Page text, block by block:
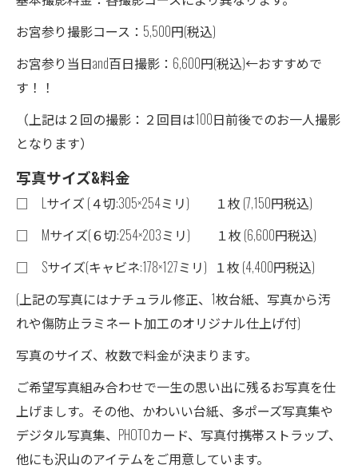
お宮参り撮影コース：5,500円(税込)
お宮参り当日and百日撮影：6,600円(税込)←おすすめで
す！！
（上記は２回の撮影：２回目は100日前後でのお一人撮影
となります）
写真サイズ&料金
□ Lサイズ (４切:305×254ミリ) １枚 (7,150円税込)
□ Mサイズ(６切:254×203ミリ) １枚 (6,600円税込)
□ Sサイズ(キャビネ:178×127ミリ) １枚 (4,400円税込)
(上記の写真にはナチュラル修正、1枚台紙、写真から汚
れや傷防止ラミネート加工のオリジナル仕上げ付)
写真のサイズ、枚数で料金が決まります。
ご希望写真組み合わせで一生の思い出に残るお写真を仕
上げましす。その他、かわいい台紙、多ポーズ写真集や
デジタル写真集、PHOTOカード、写真付携帯ストラップ、
他にも沢山のアイテムをご用意しています。